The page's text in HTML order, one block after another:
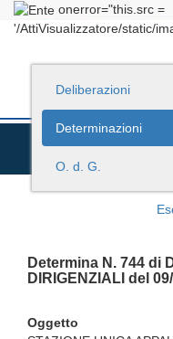
onerror="this.src =
'/AttiVisualizzatore/static/
Deliberazioni
Determinazioni
O. d. G.
Determina N. 744 di
DIRIGENZIALI del
Oggetto